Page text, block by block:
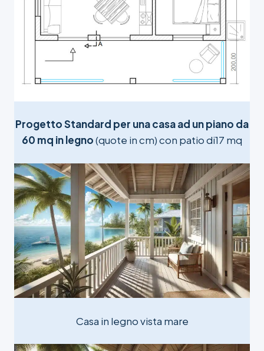
Progetto Standard per una casa ad un piano da
60 mq in legno(quote in cm) con patio di17 mq
Casa in legno vista mare